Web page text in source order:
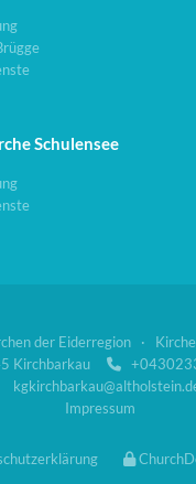
Schulensee
der Eiderregion ·
Kirchbarkau

Impressum